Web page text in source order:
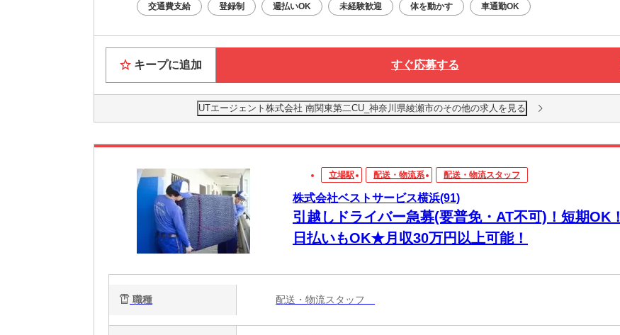
交通費支給 登録制 週払いOK 未経験歓迎 体を動かす 車通勤OK
キープに追加 すぐ応募する
UTエージェント株式会社 南関東第二CU_神奈川県綾瀬市のその他の求人を見る
立場駅 配送・物流系 配送・物流スタッフ
株式会社ベストサービス横浜(91)
引越しドライバー急募(要普免・AT不可)！短期OK！
日払いもOK★月収30万円以上可能！
職種 配送・物流スタッフ